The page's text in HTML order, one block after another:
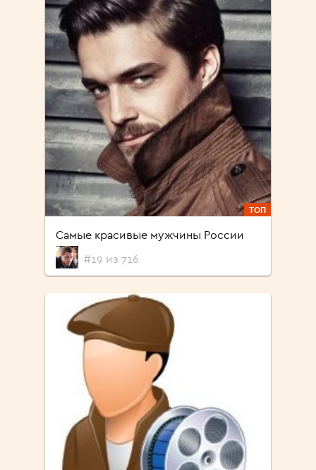
ТОП
Самые красивые мужчины России
#19 из 716